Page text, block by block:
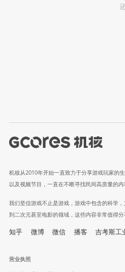
机核从2010年开始一直致力于分享游戏玩家的
以及视频节目，一直在不断寻找民间高质量的内
我们坚信游戏不止是游戏，游戏中包含的科学
到二次元甚至电影的领域，这些内容非常值得分
知乎 微博 微信 播客 吉考斯工
营业执照